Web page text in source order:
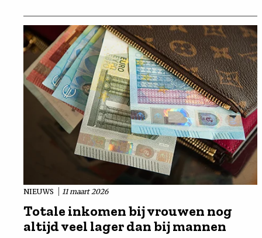
NIEUWS 11 maart 2026
Totale inkomen bij vrouwen nog
altijd veel lager dan bij mannen